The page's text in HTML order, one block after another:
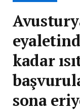
kadar
sona